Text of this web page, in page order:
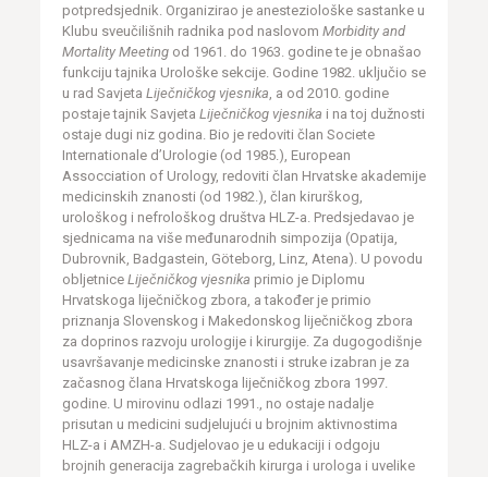
potpredsjednik. Organizirao je anesteziološke sastanke u
Klubu sveučilišnih radnika pod naslovom Morbidity and
Mortality Meetingod 1961. do 1963. godine te je obnašao
funkciju tajnika Urološke sekcije. Godine 1982. uključio se
u rad Savjeta Liječničkog vjesnika, a od 2010. godine
postaje tajnik Savjeta Liječničkog vjesnika i na toj dužnosti
ostaje dugi niz godina. Bio je redoviti član Societe
Internationale d’Urologie (od 1985.), European
Assocciation of Urology, redoviti član Hrvatske akademije
medicinskih znanosti (od 1982.), član kirurškog,
urološkog i nefrološkog društva HLZ-a. Predsjedavao je
sjednicama na više međunarodnih simpozija (Opatija,
Dubrovnik, Badgastein, Göteborg, Linz, Atena). U povodu
obljetnice Liječničkog vjesnika primio je Diplomu
Hrvatskoga liječničkog zbora, a također je primio
priznanja Slovenskog i Makedonskog liječničkog zbora
za doprinos razvoju urologije i kirurgije. Za dugogodišnje
usavršavanje medicinske znanosti i struke izabran je za
začasnog člana Hrvatskoga liječničkog zbora 1997.
godine. U mirovinu odlazi 1991., no ostaje nadalje
prisutan u medicini sudjelujući u brojnim aktivnostima
HLZ-a i AMZH-a. Sudjelovao je u edukaciji i odgoju
brojnih generacija zagrebačkih kirurga i urologa i uvelike